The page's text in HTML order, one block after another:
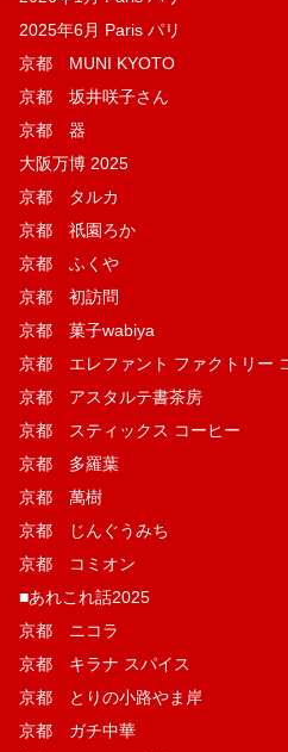
2025年6月 Paris パリ
京都 MUNI KYOTO
京都 坂井咲子さん
京都 器
大阪万博 2025
京都 タルカ
京都 祇園ろか
京都 ふくや
京都 初訪問
京都 菓子wabiya
京都 エレファント ファクトリー
京都 アスタルテ書茶房
京都 スティックス コーヒー
京都 多羅葉
京都 萬樹
京都 じんぐうみち
京都 コミオン
■あれこれ話2025
京都 ニコラ
京都 キラナ スパイス
京都 とりの小路やま岸
京都 ガチ中華